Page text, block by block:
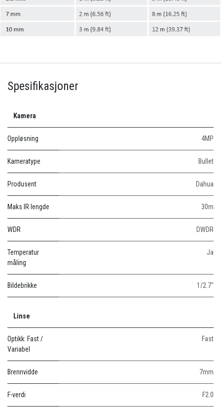
Spesifikasjoner
Kamera
Oppløsning 4MP
Kameratype Bullet
Produsent Dahua
Maks IR lengde 30m
WDR DWDR
Temperatur
måling
Ja
Bildebrikke 1/2.7"
Linse
Optikk: Fast /
Variabel
Fast
Brennvidde 7mm
F-verdi F2.0